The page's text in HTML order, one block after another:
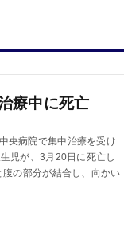
療中に死亡
央病院で集中治療を受け
児が、3月20日に死亡し
の部分が結合し、向かい